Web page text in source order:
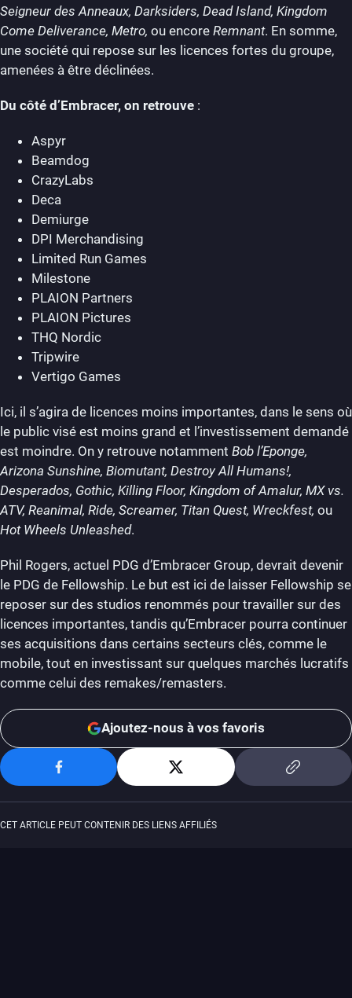
Seigneur des Anneaux, Darksiders, Dead Island, Kingdom
Come Deliverance, Metro, ou encore Remnant. En somme,
une société qui repose sur les licences fortes du groupe,
amenées à être déclinées.
Du côté d’Embracer, on retrouve :
Aspyr
Beamdog
CrazyLabs
Deca
Demiurge
DPI Merchandising
Limited Run Games
Milestone
PLAION Partners
PLAION Pictures
THQ Nordic
Tripwire
Vertigo Games
Ici, il s’agira de licences moins importantes, dans le sens où
le public visé est moins grand et l’investissement demandé
est moindre. On y retrouve notamment Bob l’Eponge,
Arizona Sunshine, Biomutant, Destroy All Humans!,
Desperados, Gothic, Killing Floor, Kingdom of Amalur, MX vs.
ATV, Reanimal, Ride, Screamer, Titan Quest, Wreckfest, ou
Hot Wheels Unleashed.
Phil Rogers, actuel PDG d’Embracer Group, devrait devenir
le PDG de Fellowship. Le but est ici de laisser Fellowship se
reposer sur des studios renommés pour travailler sur des
licences importantes, tandis qu’Embracer pourra continuer
ses acquisitions dans certains secteurs clés, comme le
mobile, tout en investissant sur quelques marchés lucratifs
comme celui des remakes/remasters.
Ajoutez-nous à vos favoris
CET ARTICLE PEUT CONTENIR DES LIENS AFFILIÉS